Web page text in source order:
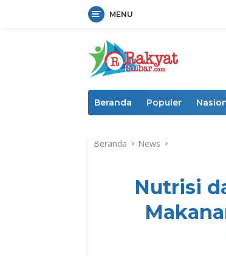
MENU
Beranda Populer
Beranda News
Nutrisi